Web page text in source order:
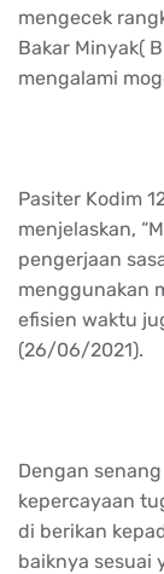
mengecek
Bakar Minyak(
mengalami
Pasiter Kodim
menjelaskan,
pengerjaan
menggunakan
efisien waktu
(26/06/2021).
Dengan
kepercayaan
di berikan
baiknya sesuai